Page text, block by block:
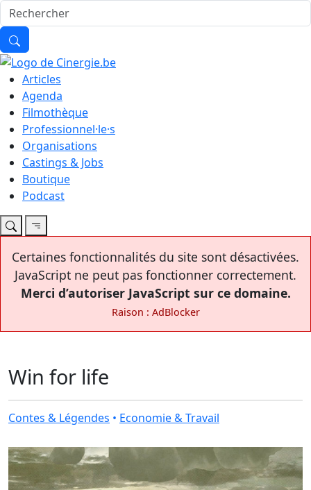
Articles
Agenda
Filmothèque
Professionnel·le·s
Organisations
Castings & Jobs
Boutique
Podcast
Certaines fonctionnalités du site sont désactivées.
JavaScript ne peut pas fonctionner correctement.
Merci d’autoriser JavaScript sur ce domaine.
Raison : AdBlocker
Win for life
Contes & Légendes • Economie & Travail